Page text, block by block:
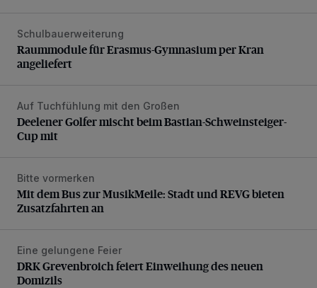
Raummodule für Erasmus-Gymnasium per Kran angeliefert
Schulbauerweiterung
Raummodule für Erasmus-Gymnasium per Kran
angeliefert
Deelener Golfer mischt beim Bastian-Schweinsteiger-
Auf Tuchfühlung mit den Großen
Deelener Golfer mischt beim Bastian-Schweinsteiger-
Cup mit
Mit dem Bus zur MusikMeile: Stadt und REVG bieten
Bitte vormerken
Mit dem Bus zur MusikMeile: Stadt und REVG bieten
Zusatzfahrten an
DRK Grevenbroich feiert Einweihung des neuen Domizils
Eine gelungene Feier
DRK Grevenbroich feiert Einweihung des neuen
Domizils